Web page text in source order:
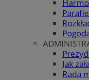
Jak
Rada